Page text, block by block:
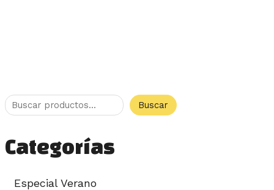
Buscar
Categorías
Especial Verano